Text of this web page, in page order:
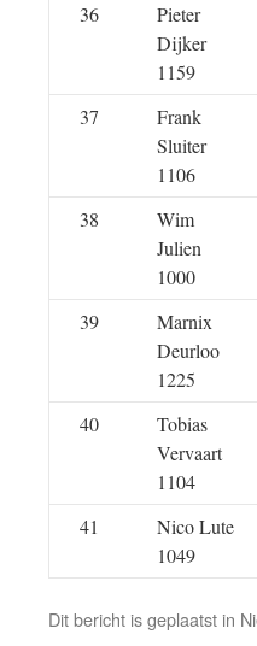
36
Pieter
Dijker
1159
37
Frank
Sluiter
1106
38
Wim
Julien
1000
39
Marnix
Deurloo
1225
40
Tobias
Vervaart
1104
41
Nico Lute
1049
Dit bericht is geplaatst in